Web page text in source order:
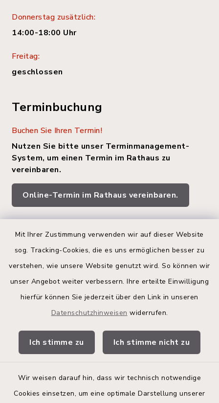
Mit Ihrer Zustimmung verwenden wir auf dieser Website
sog. Tracking-Cookies, die es uns ermöglichen besser zu
verstehen, wie unsere Website genutzt wird. So können wir
unser Angebot weiter verbessern. Ihre erteilte Einwilligung
hierfür können Sie jederzeit über den Link in unseren
Datenschutzhinweisen widerrufen.
Ich stimme zu Ich stimme nicht zu
Wir weisen darauf hin, dass wir technisch notwendige
Cookies einsetzen, um eine optimale Darstellung unserer
Donnerstag zusätzlich:
14:00-18:00 Uhr
Freitag:
geschlossen
Terminbuchung
Buchen Sie Ihren Termin!
Nutzen Sie bitte unser Terminmanagement-
System, um einen Termin im Rathaus zu
vereinbaren.
Online-Termin im Rathaus vereinbaren.
Quicklinks
Land Schleswig-Holstein
Kita-Portal
Bürgerinformationsbroschüre